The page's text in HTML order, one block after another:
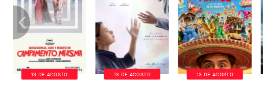
13 DE AGOSTO 13 DE AGOSTO 13 DE AGOSTO